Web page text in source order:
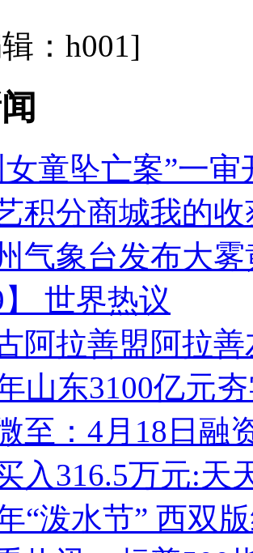
：h001]
女童坠亡案”一
积分商城我的
气象台发布大
世界热议
阿拉善盟阿拉
山东3100亿元
至：4月18日融
入316.5万元:天
“泼水节” 西双